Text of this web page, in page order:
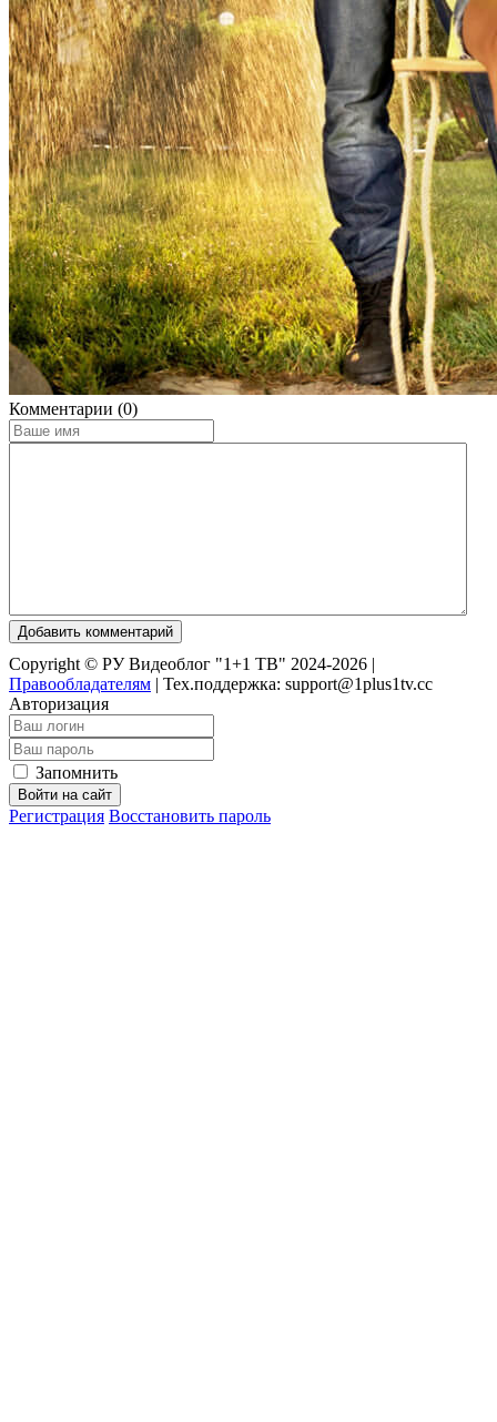
Комментарии (0)
Добавить комментарий
Copyright © РУ Видеоблог "1+1 ТВ" 2024-2026 |
Правообладателям | Тех.поддержка: support@1plus1tv.cc
Авторизация
Запомнить
Войти на сайт
Регистрация Восстановить пароль